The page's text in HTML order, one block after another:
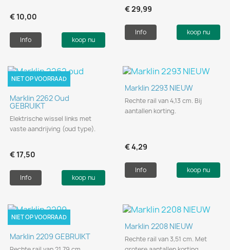
€ 10,00
Info koop nu
€ 29,99
Info koop nu
Marklin 2262 Oud
GEBRUIKT
Elektrische wissel links met
vaste aandrijving (oud type).
€ 17,50
Info koop nu
NIET OP VOORRAAD
Marklin 2293 NIEUW
Rechte rail van 4,13 cm. Bij
aantallen korting.
€ 4,29
Info koop nu
Marklin 2209 GEBRUIKT
NIET OP VOORRAAD
Marklin 2208 NIEUW
Rechte rail van 3,51 cm. Met